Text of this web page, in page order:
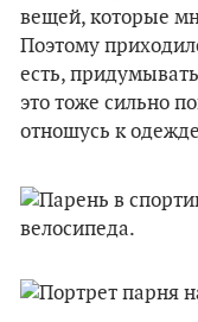
вещей, которые
Поэтому
есть,
это тоже сильно
отношусь к